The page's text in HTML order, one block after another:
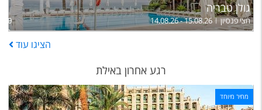
גולן טבריה
חצי פנסיון 14.08.26 - 15.08.26
הציגו עוד
רגע אחרון באילת
מחיר מיוחד